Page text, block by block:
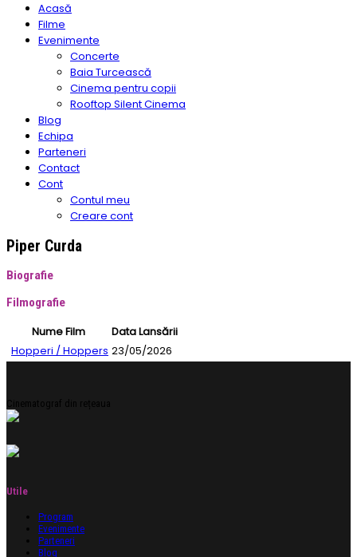
Acasă
Filme
Evenimente
Concerte
Baia Turcească
Cinema pentru copii
Rooftop Silent Cinema
Blog
Echipa
Parteneri
Contact
Cont
Contul meu
Creare cont
Piper Curda
Biografie
Filmografie
Nume Film
Data Lansării
Hopperi / Hoppers 23/05/2026
Cinematograf din rețeaua
Utile
Program
Evenimente
Parteneri
Blog